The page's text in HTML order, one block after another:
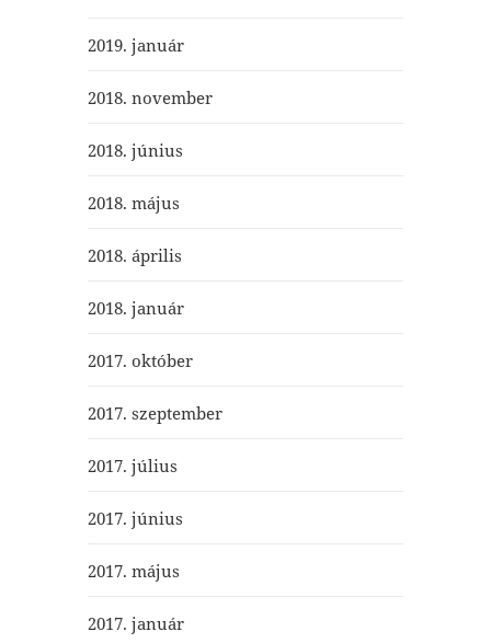
2019. január
2018. november
2018. június
2018. május
2018. április
2018. január
2017. október
2017. szeptember
2017. július
2017. június
2017. május
2017. január